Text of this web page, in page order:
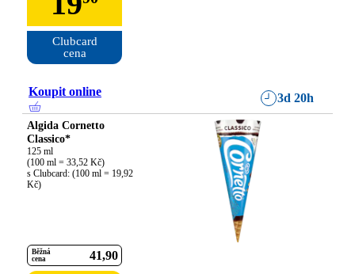
Clubcard
cena
Koupit online 3d 20h
Algida Cornetto
Classico*
125 ml
(100 ml = 33,52 Kč)
s Clubcard: (100 ml = 19,92
Kč)
Běžná
cena
41 90